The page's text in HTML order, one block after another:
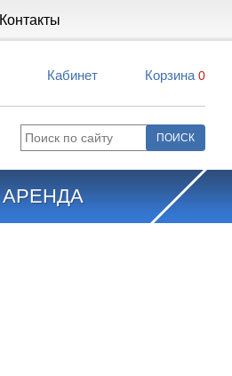
Контакты
Кабинет Корзина 0
АРЕНДА